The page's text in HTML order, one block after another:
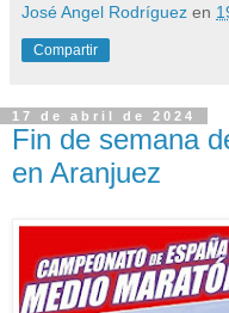
José Angel Rodríguez en
Compartir
17 de abril de 2024
Fin de semana
en Aranjuez